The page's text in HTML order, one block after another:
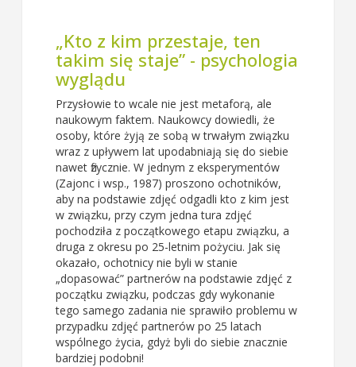
„Kto z kim przestaje, ten
takim się staje” - psychologia
wyglądu
Przysłowie to wcale nie jest metaforą, ale
naukowym faktem. Naukowcy dowiedli, że
osoby, które żyją ze sobą w trwałym związku
wraz z upływem lat upodabniają się do siebie
nawet fizycznie. W jednym z eksperymentów
(Zajonc i wsp., 1987) proszono ochotników,
aby na podstawie zdjęć odgadli kto z kim jest
w związku, przy czym jedna tura zdjęć
pochodziła z początkowego etapu związku, a
druga z okresu po 25-letnim pożyciu. Jak się
okazało, ochotnicy nie byli w stanie
„dopasować” partnerów na podstawie zdjęć z
początku związku, podczas gdy wykonanie
tego samego zadania nie sprawiło problemu w
przypadku zdjęć partnerów po 25 latach
wspólnego życia, gdyż byli do siebie znacznie
bardziej podobni!